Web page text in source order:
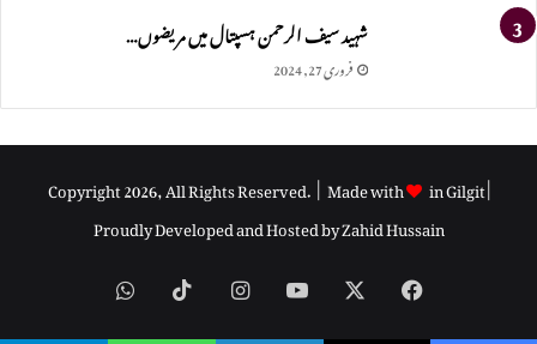
شہید سیف الرحمن ہسپتال میں مریضوں…
فروری 27, 2024
Copyright 2026, All Rights Reserved. | Made with in Gilgit |
Proudly Developed and Hosted byZahid Hussain
Facebook
YouTube
Instagram
TikTok